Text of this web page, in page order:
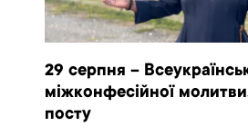
29 серпня –
міжконфесійної
посту